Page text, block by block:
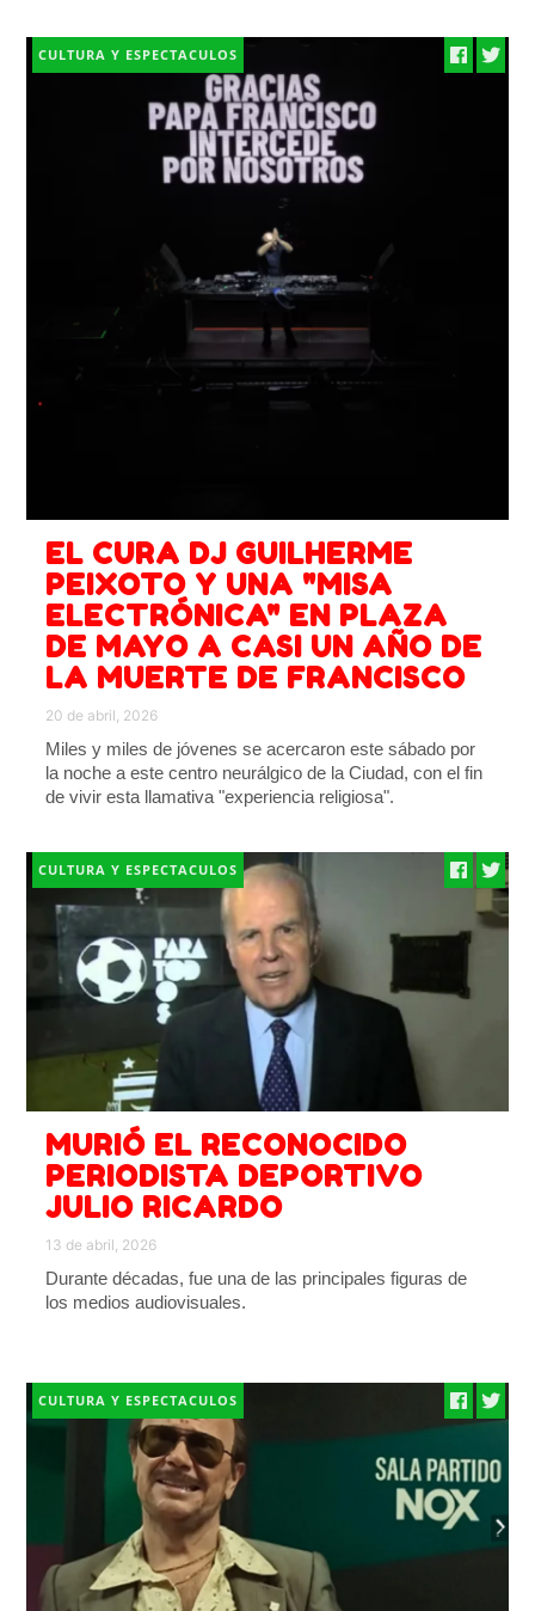
CULTURA Y ESPECTACULOS
EL CURA DJ GUILHERME
PEIXOTO Y UNA "MISA
ELECTRÓNICA" EN PLAZA
DE MAYO A CASI UN AÑO DE
LA MUERTE DE FRANCISCO
20 de abril, 2026
Miles y miles de jóvenes se acercaron este sábado por
la noche a este centro neurálgico de la Ciudad, con el fin
de vivir esta llamativa "experiencia religiosa".
CULTURA Y ESPECTACULOS
MURIÓ EL RECONOCIDO
PERIODISTA DEPORTIVO
JULIO RICARDO
13 de abril, 2026
Durante décadas, fue una de las principales figuras de
los medios audiovisuales.
CULTURA Y ESPECTACULOS